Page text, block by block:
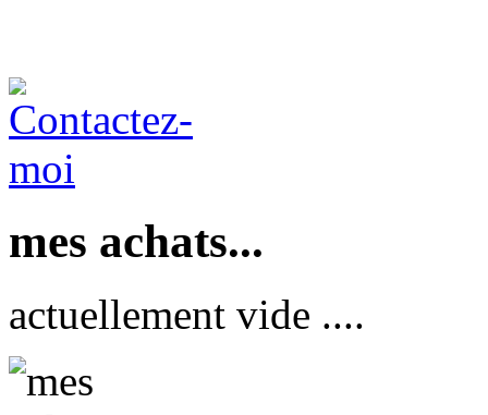
mes achats...
actuellement vide ....